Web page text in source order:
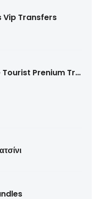
Vip Transfers
NK Exprerience Tourist Prenium Transfers & Tours